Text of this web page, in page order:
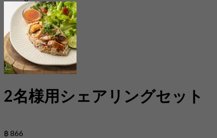
2名様用シェアリングセット
฿ 866